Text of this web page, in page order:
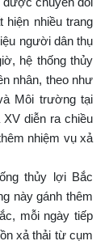
nhiều trang
người dân thụ
hệ thống thủy
nhân, theo như
Môi trường tại
diễn ra chiều
nhiệm vụ xả
thủy lợi Bắc
này gánh thêm
mỗi ngày tiếp
xả thải từ cụm